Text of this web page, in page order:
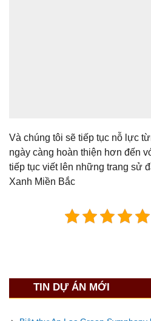
Và chúng tôi sẽ tiếp tục nỗ lực
ngày càng hoàn thiện hơn đến
tiếp tục viết lên những trang sử
Xanh Miền Bắc
TIN DỰ ÁN MỚI